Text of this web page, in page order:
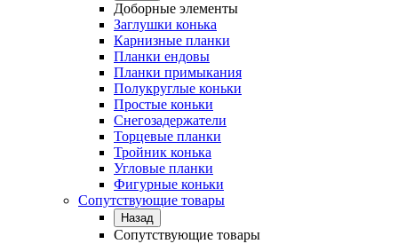
Доборные элементы
Заглушки конька
Карнизные планки
Планки ендовы
Планки примыкания
Полукруглые коньки
Простые коньки
Снегозадержатели
Торцевые планки
Тройник конька
Угловые планки
Фигурные коньки
Сопутствующие товары
Назад
Сопутствующие товары